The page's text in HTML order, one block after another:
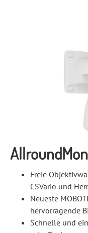
Freie
CSVario und
Neueste
hervorragende
Schnelle und